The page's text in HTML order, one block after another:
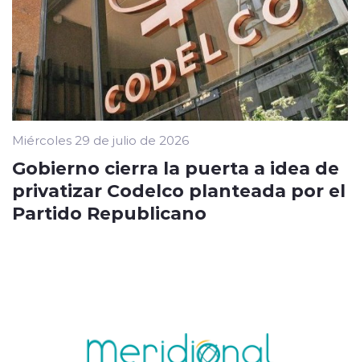
Miércoles 29 de julio de 2026
Gobierno cierra la puerta a idea de
privatizar Codelco planteada por el
Partido Republicano